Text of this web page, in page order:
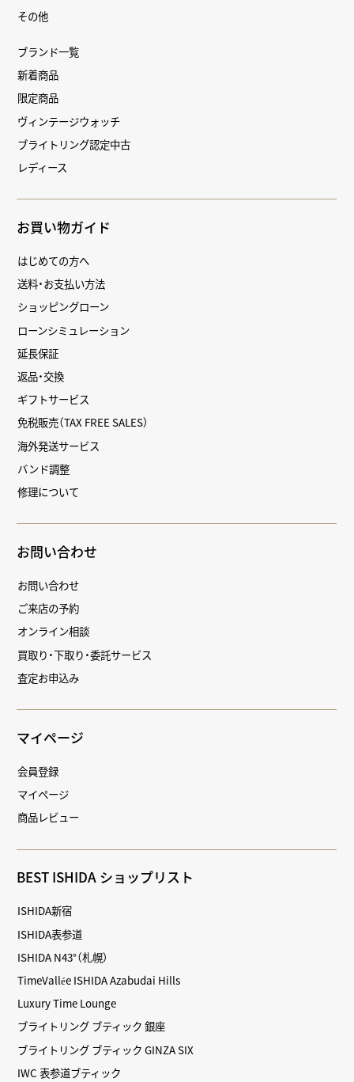
その他
ブランド一覧
新着商品
限定商品
ヴィンテージウォッチ
ブライトリング認定中古
レディース
お買い物ガイド
はじめての方へ
送料・お支払い方法
ショッピングローン
ローンシミュレーション
延長保証
返品・交換
ギフトサービス
免税販売（TAX FREE SALES）
海外発送サービス
バンド調整
修理について
お問い合わせ
お問い合わせ
ご来店の予約
オンライン相談
買取り・下取り・委託サービス
査定お申込み
マイページ
会員登録
マイページ
商品レビュー
BEST ISHIDA ショップリスト
ISHIDA新宿
ISHIDA表参道
ISHIDA N43°（札幌）
TimeVallée ISHIDA Azabudai Hills
Luxury Time Lounge
ブライトリング ブティック 銀座
ブライトリング ブティック GINZA SIX
IWC 表参道ブティック